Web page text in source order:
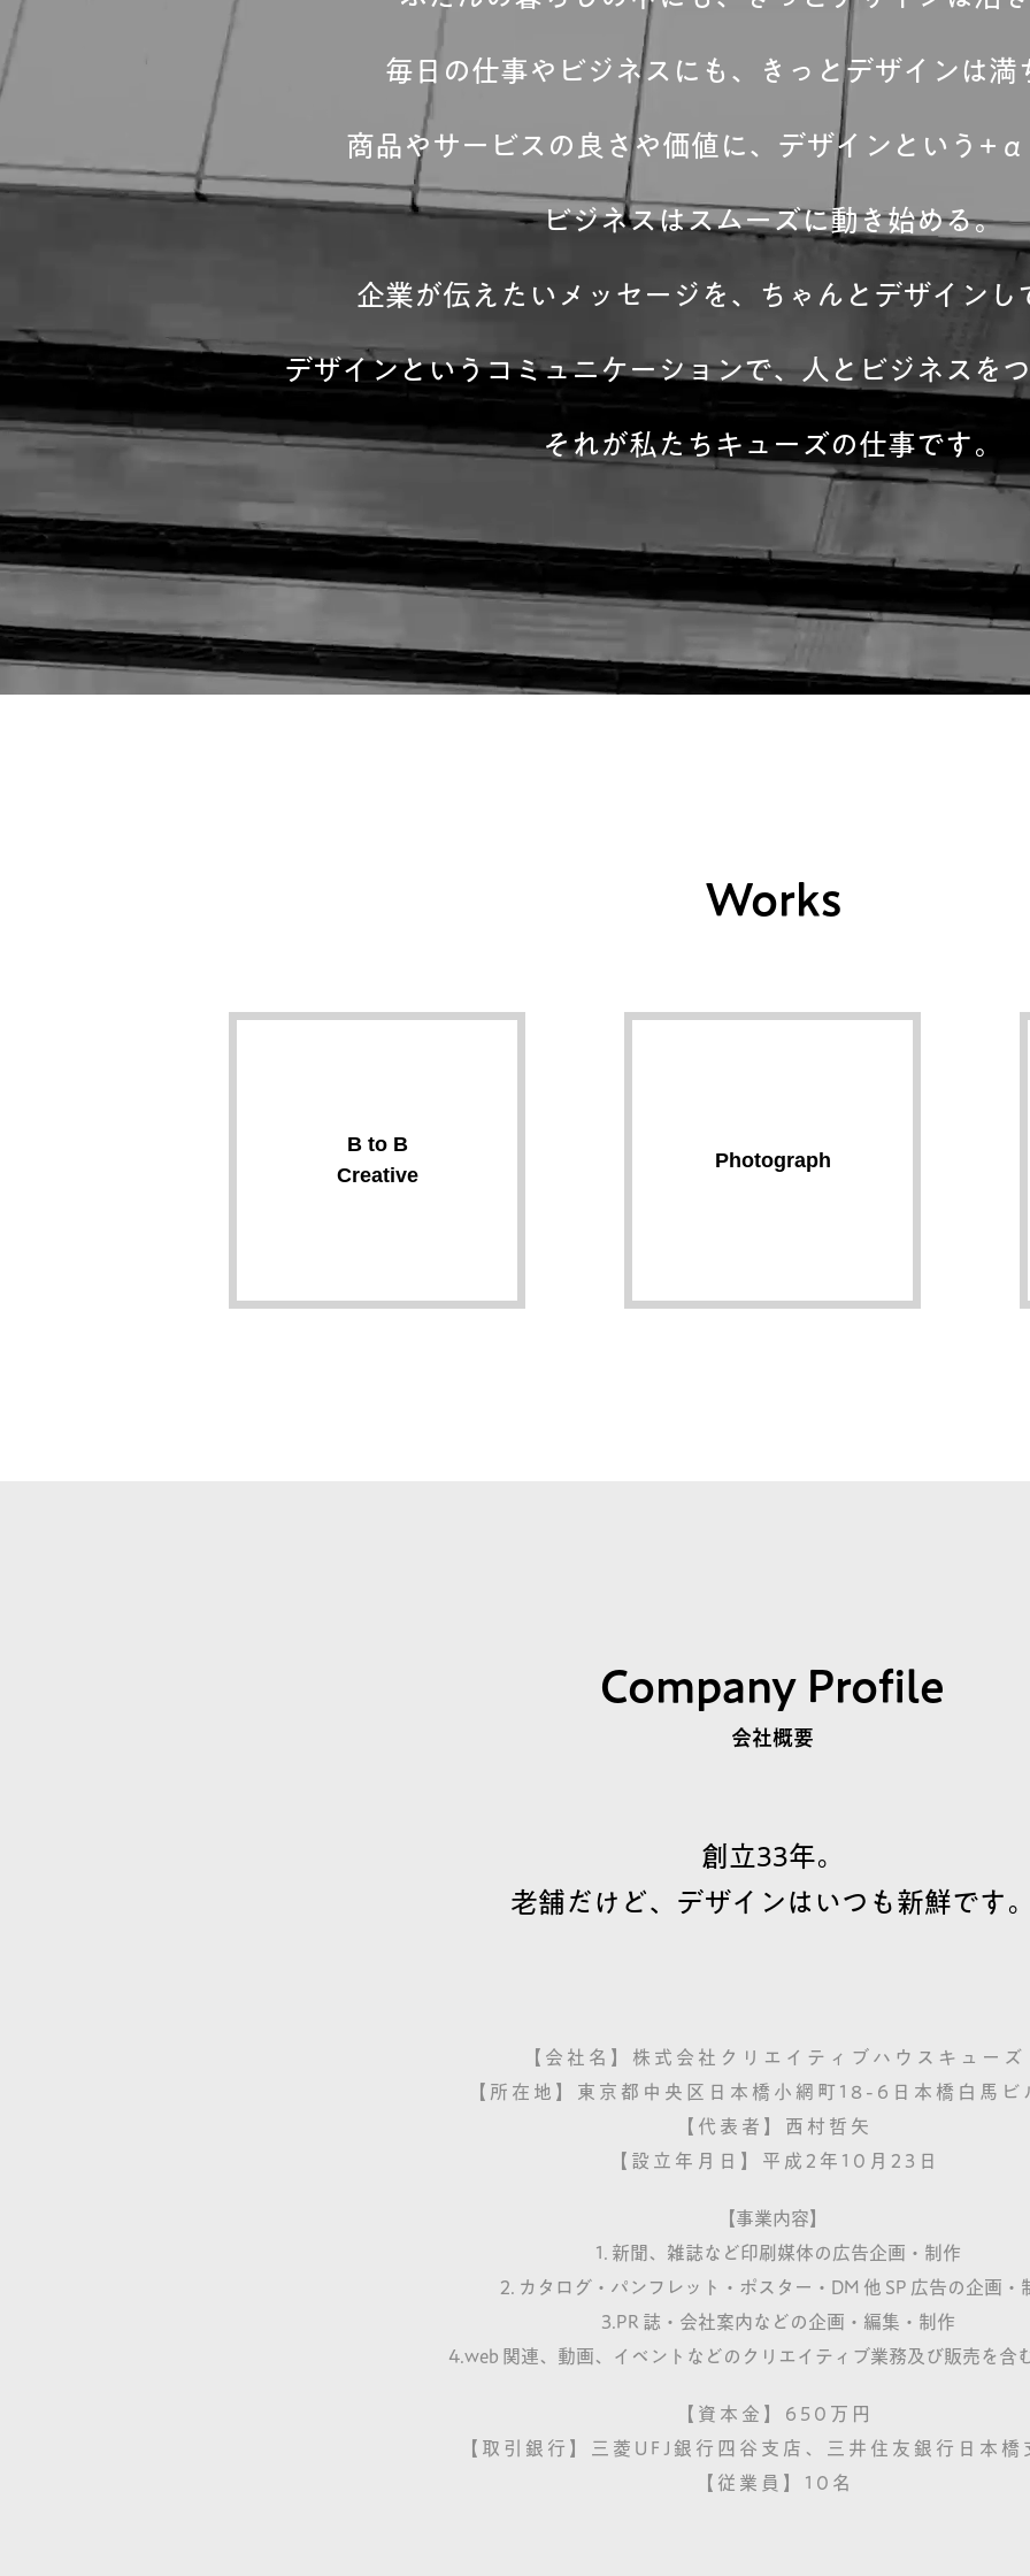
毎日の仕事やビジネスにも、きっとデザインは満
商品やサービスの良さや価値に、デザインという
ビジネスはスムーズに動き始める。
企業が伝えたいメッセージを、ちゃんとデザインし
デザインというコミュニケーションで、人とビジネスを
それが私たちキューズの仕事です。
Works
B to B
Creative
Photograph
Company Profile
会社概要
創立33年。
老舗だけど、デザインはいつも新鮮です
【 会 社 名 】 株 式 会 社 ク リ エ イ テ ィ ブ ハ ウ ス キ ュ ー ズ
【 所 在 地 】 東 京 都 中 央 区 日 本 橋 小 網 町 1 8 - 6 日 本 橋 白 馬 ビ
【 代 表 者 】 西 村 哲 矢
【 設 立 年 月 日 】 平 成 2 年 1 0 月 2 3 日
【事業内容】
1. 新聞、雑誌など印刷媒体の広告企画・制作
2. カタログ・パンフレット・ポスター・DM 他 SP 広告の企画・
3.PR 誌・会社案内などの企画・編集・制作
4.web 関連、動画、イベントなどのクリエイティブ業務及び販売を含
【 資 本 金 】 6 5 0 万 円
【 取 引 銀 行 】 三 菱 U F J 銀 行 四 谷 支 店 、 三 井 住 友 銀 行 日 本 橋
【 従 業 員 】 1 0 名